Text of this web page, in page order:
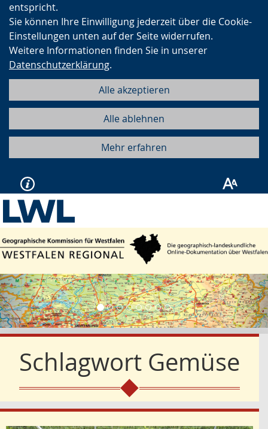
entspricht.
Sie können Ihre Einwilligung jederzeit über die Cookie-
Einstellungen unten auf der Seite widerrufen.
Weitere Informationen finden Sie in unserer
Datenschutzerklärung.
Alle akzeptieren
Alle ablehnen
Mehr erfahren
Vorherige
Schlagwort Gemüse